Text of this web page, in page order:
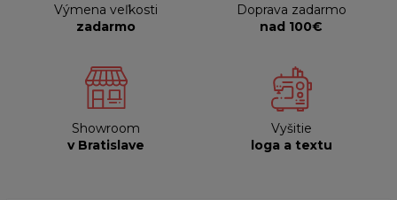
Výmena veľkosti
zadarmo
Doprava zadarmo
nad 100€
Showroom
v Bratislave
Vyšitie
loga a textu